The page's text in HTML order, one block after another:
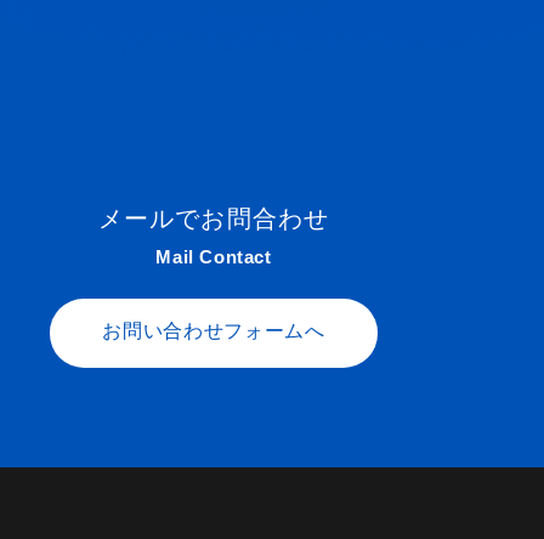
メールでお問合わせ
Mail Contact
お問い合わせフォームへ